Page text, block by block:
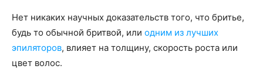
Нет никаких научных доказательств того, что бритье,
будь то обычной бритвой, или одним из лучших
эпиляторов, влияет на толщину, скорость роста или
цвет волос.